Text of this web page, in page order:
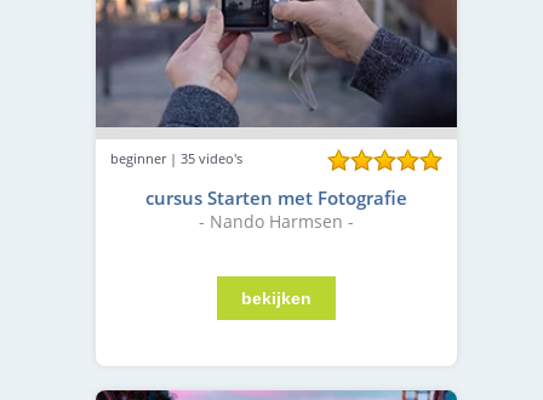
beginner | 35 video's
cursus Starten met Fotografie
- Nando Harmsen -